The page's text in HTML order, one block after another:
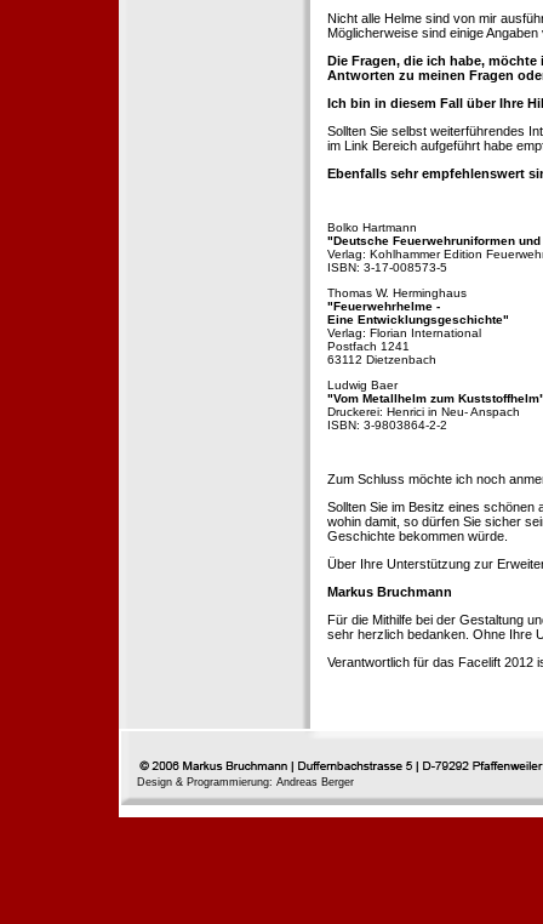
Nicht alle Helme sind von mir
Möglicherweise sind einige
Die Fragen, die ich habe,
Antworten zu meinen Fragen
Ich bin in diesem Fall über Ihre
Sollten Sie selbst weiterführendes
im Link Bereich aufgeführt habe
Ebenfalls sehr empfehlenswert
Bolko Hartmann
"Deutsche Feuerwehruniformen
Verlag: Kohlhammer Edition
ISBN: 3-17-008573-5
Thomas W. Herminghaus
"Feuerwehrhelme -
Eine Entwicklungsgeschichte"
Verlag: Florian International
Postfach 1241
63112 Dietzenbach
Ludwig Baer
"Vom Metallhelm zum
Druckerei: Henrici in Neu- Anspach
ISBN: 3-9803864-2-2
Zum Schluss möchte ich noch
Sollten Sie im Besitz eines schönen
wohin damit, so dürfen Sie sicher
Geschichte bekommen würde.
Über Ihre Unterstützung zur
Markus Bruchmann
Für die Mithilfe bei der Gestaltung
sehr herzlich bedanken. Ohne Ihre
Verantwortlich für das Facelift 2012
Design & Programmierung: Andreas Berger